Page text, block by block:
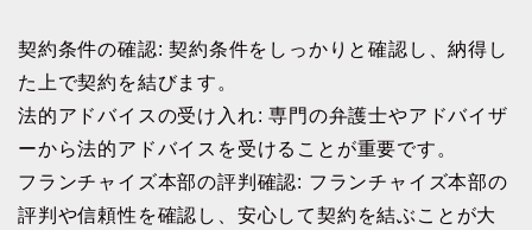
契約条件の確認: 契約条件をしっかりと確認し、納得し
た上で契約を結びます。
法的アドバイスの受け入れ: 専門の弁護士やアドバイザ
ーから法的アドバイスを受けることが重要です。
フランチャイズ本部の評判確認: フランチャイズ本部の
評判や信頼性を確認し、安心して契約を結ぶことが大